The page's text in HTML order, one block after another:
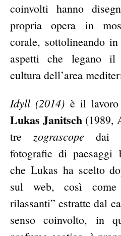
coinvolti hanno
propria opera in
corale, sottolineando
aspetti che legano
cultura dell’area
Idyll (2014) è il lavoro
Lukas Janitsch (1989,
tre zograscope dai
fotografie di paesaggi
che Lukas ha scelto
sul web, così
rilassanti” estratte dal
senso coinvolto, in